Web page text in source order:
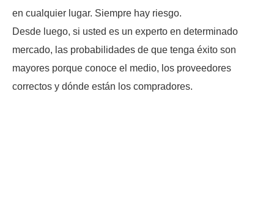
en cualquier lugar. Siempre hay riesgo.
Desde luego, si usted es un experto en determinado
mercado, las probabilidades de que tenga éxito son
mayores porque conoce el medio, los proveedores
correctos y dónde están los compradores.